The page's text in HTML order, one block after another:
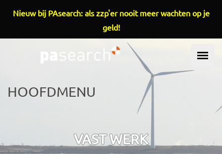
Overslaan en naar de inhoud gaan
HOOFDMENU
VAST WERK
Nieuw bij PAsearch: als zzp'er nooit meer wachten op je
geld!